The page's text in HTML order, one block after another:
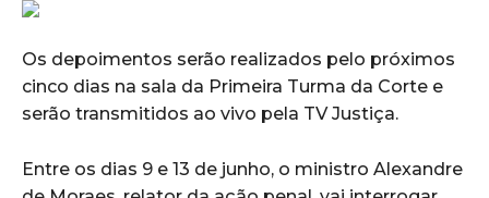
Os depoimentos serão realizados pelo próximos
cinco dias na sala da Primeira Turma da Corte e
serão transmitidos ao vivo pela TV Justiça.
Entre os dias 9 e 13 de junho, o ministro Alexandre